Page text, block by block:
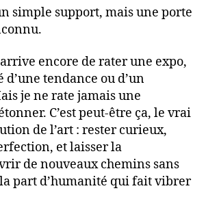
simple support, mais une porte
encore de rater une expo,
d’une tendance ou d’un
je ne rate jamais une
C’est peut-être ça, le vrai
de l’art : rester curieux,
et laisser la
de nouveaux chemins sans
part d’humanité qui fait vibrer